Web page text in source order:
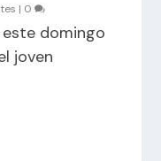
| 0
domingo
joven